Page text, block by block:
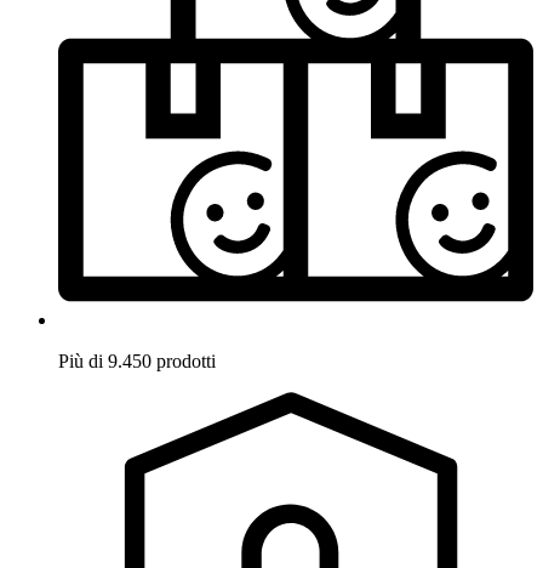
Più di 9.450 prodotti